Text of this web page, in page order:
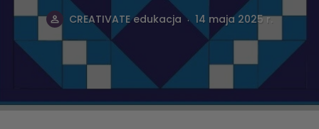
CREATIVATE edukacja . 14 maja 2025 r.